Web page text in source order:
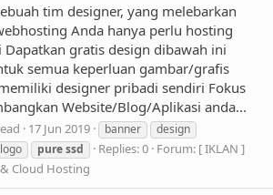
tim designer, yang melebarkan
Anda hanya perlu hosting
Dapatkan gratis design dibawah ini
semua keperluan gambar/grafis
designer pribadi sendiri Fokus
Website/Blog/Aplikasi anda...
17 Jun 2019 banner
design
logo puressd Replies: 0 Forum: [ IKLAN ]
Cloud Hosting